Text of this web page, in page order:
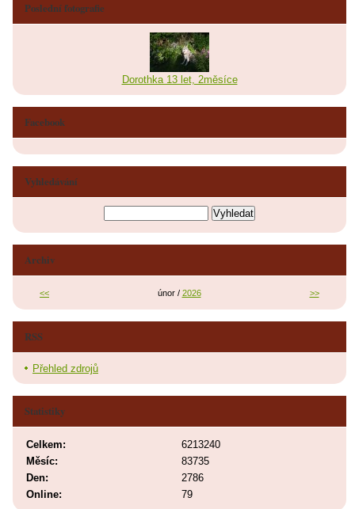
Poslední fotografie
Dorothka 13 let, 2měsíce
Facebook
Vyhledávání
Archiv
<< únor / 2026 >>
RSS
Přehled zdrojů
Statistiky
Online: 79
Celkem:
6213240
Měsíc:
83735
Den:
2786